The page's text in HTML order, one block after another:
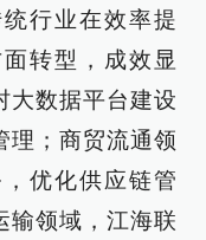
行业在效率提
转型，成效显
大数据平台建设
理；商贸流通领
优化供应链管
输领域，江海联